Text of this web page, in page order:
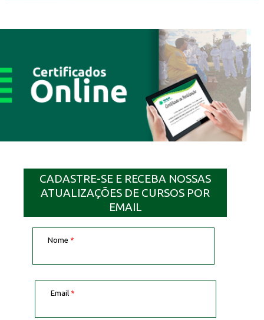
CADASTRE-SE E RECEBA NOSSAS
ATUALIZAÇÕES DE CURSOS POR
EMAIL
Nome *
Email *